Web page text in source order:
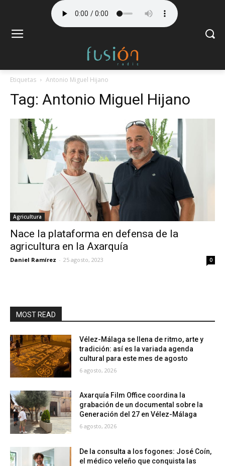
Etiquetas Antonio Miguel Hijano
Tag: Antonio Miguel Hijano
Agricultura
Nace la plataforma en defensa de la
agricultura en la Axarquía
Daniel Ramírez - 25 agosto, 2023 0
MOST READ
Vélez-Málaga se llena de ritmo, arte y
tradición: así es la variada agenda
cultural para este mes de agosto
6 agosto, 2026
Axarquía Film Office coordina la
grabación de un documental sobre la
Generación del 27 en Vélez-Málaga
6 agosto, 2026
De la consulta a los fogones: José Coín,
el médico veleño que conquista las